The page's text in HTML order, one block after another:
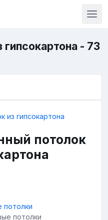
- 73
потолок
потолки